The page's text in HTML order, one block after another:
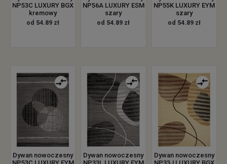
NP53C LUXURY BGX
kremowy
od 54.89 zł
NP56A LUXURY ESM
szary
od 54.89 zł
NP55K LUXURY EYM
szary
od 54.89 zł
Dywan nowoczesny
Dywan nowoczesny
Dywan nowoczesny